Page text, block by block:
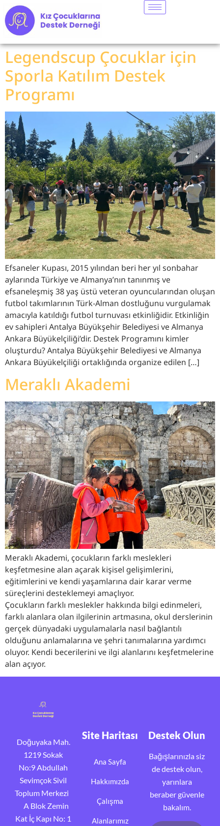
Legendscup Çocuklar için
Sporla Katılım Destek
Programı
Efsaneler Kupası, 2015 yılından beri her yıl sonbahar
aylarında Türkiye ve Almanya’nın tanınmış ve
efsaneleşmiş 38 yaş üstü veteran oyuncularından oluşan
futbol takımlarının Türk-Alman dostluğunu vurgulamak
amacıyla katıldığı futbol turnuvası etkinliğidir. Etkinliğin
ev sahipleri Antalya Büyükşehir Belediyesi ve Almanya
Ankara Büyükelçiliği’dir. Destek Programını kimler
oluşturdu? Antalya Büyükşehir Belediyesi ve Almanya
Ankara Büyükelçiliği ortaklığında organize edilen […]
Meraklı Akademi
Meraklı Akademi, çocukların farklı meslekleri
keşfetmesine alan açarak kişisel gelişimlerini,
eğitimlerini ve kendi yaşamlarına dair karar verme
süreçlerini desteklemeyi amaçlıyor.
Çocukların farklı meslekler hakkında bilgi edinmeleri,
farklı alanlara olan ilgilerinin artmasına, okul derslerinin
gerçek dünyadaki uygulamalarla nasıl bağlantılı
olduğunu anlamalarına ve şehri tanımalarına yardımcı
oluyor. Kendi becerilerini ve ilgi alanlarını keşfetmelerine
alan açıyor.
Doğuyaka Mah.
1219 Sokak
No:9 Abdullah
Sevimçok Sivil
Toplum Merkezi
A Blok Zemin
Kat İç Kapı No: 1
Site Haritası
Ana Sayfa
Hakkımızda
Çalışma
Alanlarımız
Destek Olun
Bağışlarınızla siz
de destek olun,
yarınlara
beraber güvenle
bakalım.